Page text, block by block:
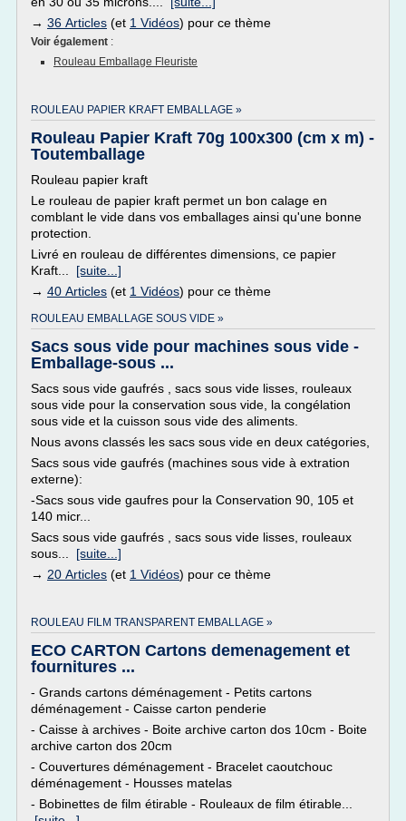
→ 36 Articles (et 1 Vidéos) pour ce thème
Voir également :
Rouleau Emballage Fleuriste
ROULEAU PAPIER KRAFT EMBALLAGE »
Rouleau Papier Kraft 70g 100x300 (cm x m) -
Toutemballage
Rouleau papier kraft
Le rouleau de papier kraft permet un bon calage en
comblant le vide dans vos emballages ainsi qu'une bonne
protection.
Livré en rouleau de différentes dimensions, ce papier
Kraft... [suite...]
→ 40 Articles (et 1 Vidéos) pour ce thème
ROULEAU EMBALLAGE SOUS VIDE »
Sacs sous vide pour machines sous vide -
Emballage-sous ...
Sacs sous vide gaufrés , sacs sous vide lisses, rouleaux
sous vide pour la conservation sous vide, la congélation
sous vide et la cuisson sous vide des aliments.
Nous avons classés les sacs sous vide en deux catégories,
Sacs sous vide gaufrés (machines sous vide à extration
externe):
-Sacs sous vide gaufres pour la Conservation 90, 105 et
140 micr...
Sacs sous vide gaufrés , sacs sous vide lisses, rouleaux
sous... [suite...]
→ 20 Articles (et 1 Vidéos) pour ce thème
ROULEAU FILM TRANSPARENT EMBALLAGE »
ECO CARTON Cartons demenagement et
fournitures ...
- Grands cartons déménagement - Petits cartons
déménagement - Caisse carton penderie
- Caisse à archives - Boite archive carton dos 10cm - Boite
archive carton dos 20cm
- Couvertures déménagement - Bracelet caoutchouc
déménagement - Housses matelas
- Bobinettes de film étirable - Rouleaux de film étirable...